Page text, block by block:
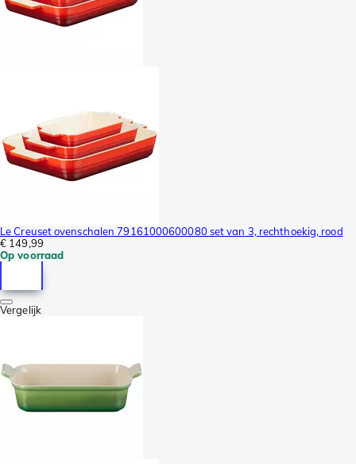
Le Creuset ovenschalen 79161000600080 set van 3, rechthoekig, rood
€ 149,99
Op voorraad
Vergelijk